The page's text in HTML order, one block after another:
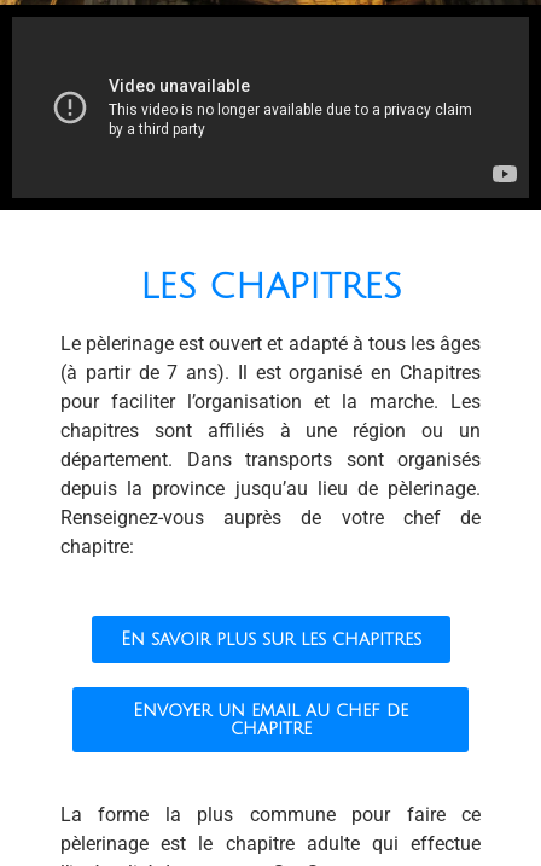
LES CHAPITRES
Le pèlerinage est ouvert et adapté à tous les âges
(à partir de 7 ans). Il est organisé en Chapitres
pour faciliter l’organisation et la marche. Les
chapitres sont affiliés à une région ou un
département. Dans transports sont organisés
depuis la province jusqu’au lieu de pèlerinage.
Renseignez-vous auprès de votre chef de
chapitre:
En savoir plus sur les chapitres
Envoyer un email au chef de
chapitre
La forme la plus commune pour faire ce
pèlerinage est le chapitre adulte qui effectue